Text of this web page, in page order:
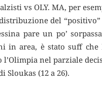
vs OLY. MA, per
del
pare un po’
area, è stato suff che
nel parziale
Sloukas (12 a 26).